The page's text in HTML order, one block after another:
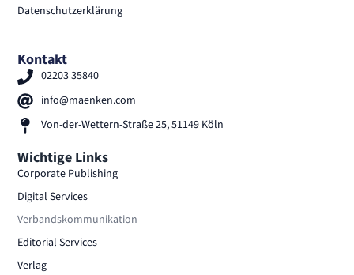
Kontakt
02203 35840
info@maenken.com
Von-der-Wettern-Straße 25, 51149 Köln
Datenschutzerklärung
Wichtige Links
Corporate Publishing
Digital Services
Verbandskommunikation
Editorial Services
Verlag